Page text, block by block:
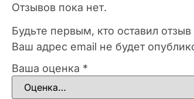
Отзывов пока нет.
Будьте первым, кто оставил
Ваш адрес email не будет
Ваша оценка *